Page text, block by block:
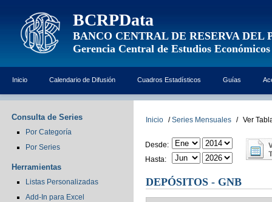
BCRPData
BANCO CENTRAL DE RESERVA DEL
Gerencia Central de Estudios Económicos
Inicio Calendario de Difusión Cuadros Estadísticos Guías
Consulta de Series
Por Categoría
Por Series
Herramientas
Listas Personalizadas
Add-In para Excel
Inicio / Series Mensuales / Ver
Desde:
Hasta:
DEPÓSITOS - GNB